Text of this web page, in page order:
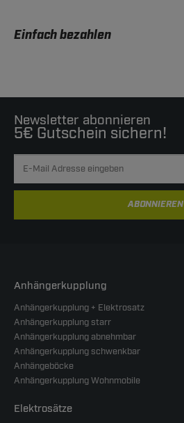
Einfach bezahlen
Newsletter abonnieren
5€ Gutschein sichern!
ABONNIEREN
Anhängerkupplung
Anhängerkupplung + Elektrosatz
Anhängerkupplung starr
Anhängerkupplung abnehmbar
Anhängerkupplung schwenkbar
Anhängeböcke
Anhängerkupplung Wohnmobile
Elektrosätze